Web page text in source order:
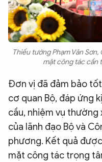
Thiếu tướng Phạm Văn
mặt công tác cần
Đơn vị đã đảm bảo
cơ quan Bộ, đáp ứng
cầu, nhiệm vụ
của lãnh đạo Bộ và
phương. Kết quả
mặt công tác trọng